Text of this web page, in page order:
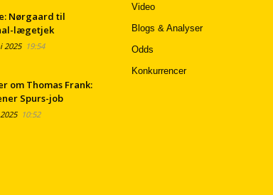
Nørgaard til
lægetjek
202519:54
om Thomas Frank:
Spurs-job
10:52
Video
Blogs & Analyser
Odds
Konkurrencer